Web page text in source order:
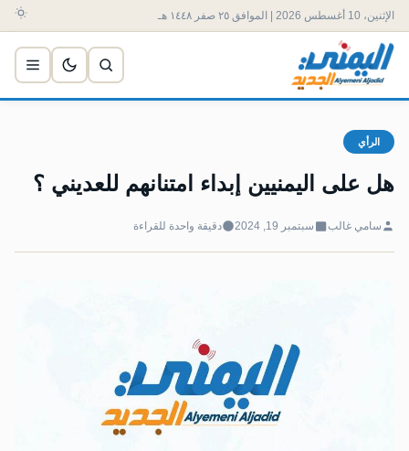
الإثنين، 10 أغسطس 2026 | الموافق ٢٥ صفر ١٤٤٨ هـ
الرأي
هل على اليمنيين إبداء امتنانهم للعديني ؟
سامي غالب سبتمبر 19, 2024 دقيقة واحدة للقراءة